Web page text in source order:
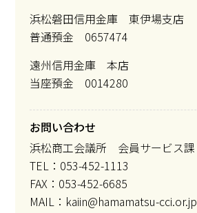
浜松磐田信用金庫 東伊場支店
普通預金 0657474
遠州信用金庫 本店
当座預金 0014280
お問い合わせ
浜松商工会議所 会員サービス課
TEL：053-452-1113
FAX：053-452-6685
MAIL：kaiin@hamamatsu-cci.or.jp